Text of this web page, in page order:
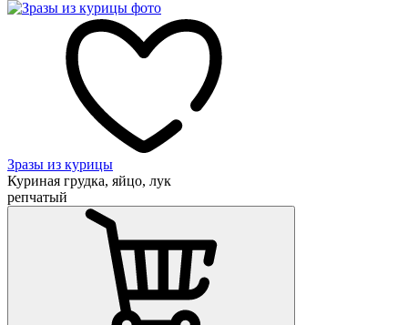
Зразы из курицы
Куриная грудка, яйцо, лук
репчатый